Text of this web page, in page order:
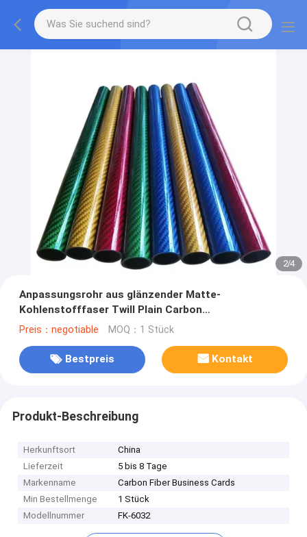
2/4
Anpassungsrohr aus glänzender Matte-
Kohlenstofffaser Twill Plain Carbon
Anpassungsrohr aus Carbonfaser
Preis：negotiable MOQ：1 Stück
Bestpreis Kontakt
Produkt-Beschreibung
Herkunftsort
China
Lieferzeit
5 bis 8 Tage
Markenname
Carbon Fiber Business Cards
Min Bestellmenge
1 Stück
Modellnummer
FK-6032